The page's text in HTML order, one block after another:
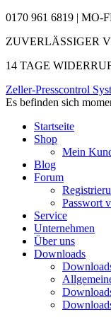
0170 961 6819 | MO-
ZUVERLÄSSIGER
14 TAGE
Zeller-Presscontrol
Es befinden sich
Startseite
Shop
Mein
Blog
Forum
Passwort
Service
Unternehmen
Über uns
Downloads